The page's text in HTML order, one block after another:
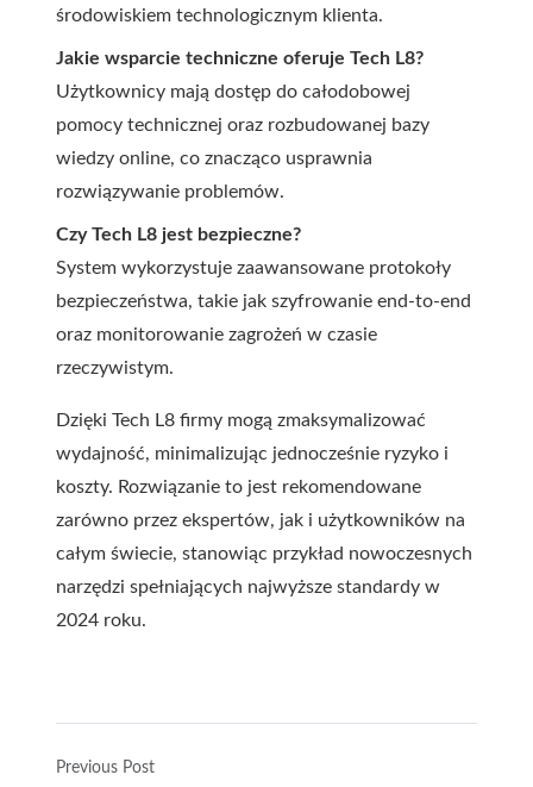
środowiskiem technologicznym klienta.
Jakie wsparcie techniczne oferuje Tech L8?
Użytkownicy mają dostęp do całodobowej
pomocy technicznej oraz rozbudowanej bazy
wiedzy online, co znacząco usprawnia
rozwiązywanie problemów.
Czy Tech L8 jest bezpieczne?
System wykorzystuje zaawansowane protokoły
bezpieczeństwa, takie jak szyfrowanie end-to-end
oraz monitorowanie zagrożeń w czasie
rzeczywistym.
Dzięki Tech L8 firmy mogą zmaksymalizować
wydajność, minimalizując jednocześnie ryzyko i
koszty. Rozwiązanie to jest rekomendowane
zarówno przez ekspertów, jak i użytkowników na
całym świecie, stanowiąc przykład nowoczesnych
narzędzi spełniających najwyższe standardy w
2024 roku.
Previous Post